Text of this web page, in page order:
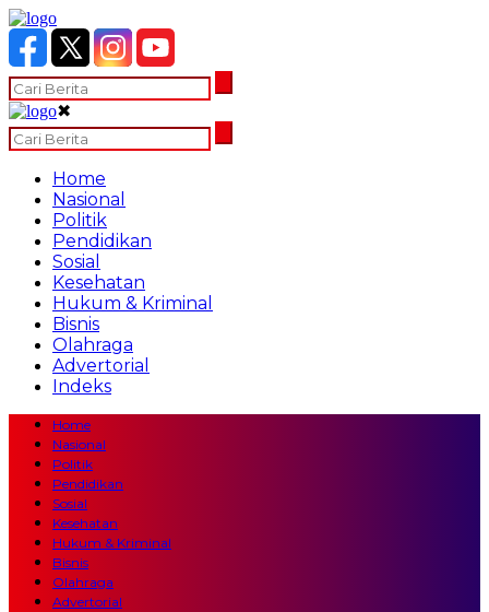
✖
Home
Nasional
Politik
Pendidikan
Sosial
Kesehatan
Hukum & Kriminal
Bisnis
Olahraga
Advertorial
Indeks
Home
Nasional
Politik
Pendidikan
Sosial
Kesehatan
Hukum & Kriminal
Bisnis
Olahraga
Advertorial